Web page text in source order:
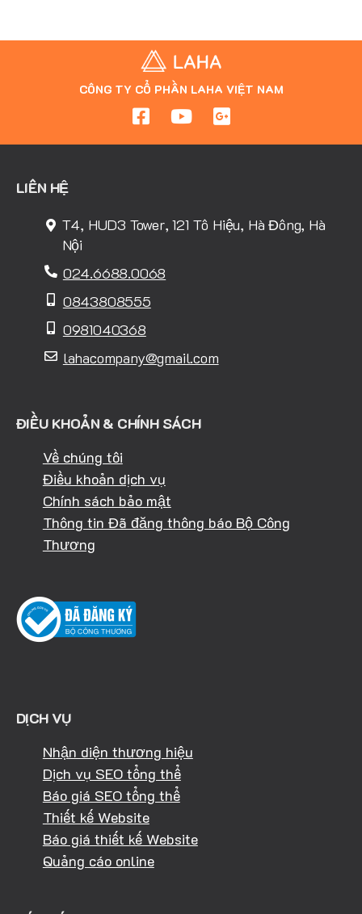
CÔNG TY CỔ PHẦN LAHA VIỆT NAM
LIÊN HỆ
T4, HUD3 Tower, 121 Tô Hiệu, Hà Đông, Hà
Nội
024.6688.0068
0843808555
0981040368
lahacompany@gmail.com
ĐIỀU KHOẢN & CHÍNH SÁCH
Về chúng tôi
Điều khoản dịch vụ
Chính sách bảo mật
Thông tin Đã đăng thông báo Bộ Công
Thương
DỊCH VỤ
Nhận diện thương hiệu
Dịch vụ SEO tổng thể
Báo giá SEO tổng thể
Thiết kế Website
Báo giá thiết kế Website
Quảng cáo online